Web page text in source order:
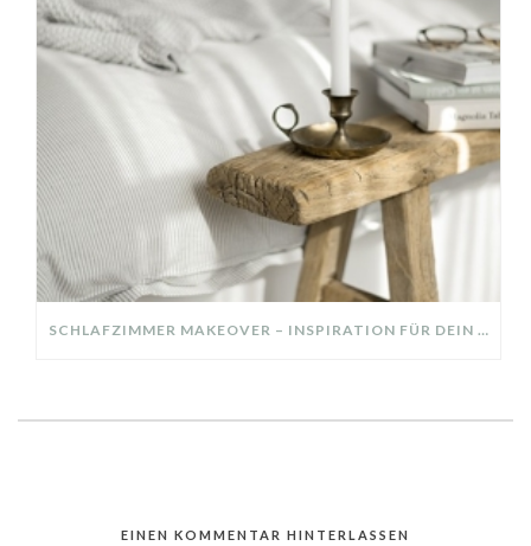
SCHLAFZIMMER MAKEOVER – INSPIRATION FÜR DEIN SCHLAFZIMMER: AUS ALT MACH NEU – HELL, GEMÜTLICH UND EINLADEND
EINEN KOMMENTAR HINTERLASSEN